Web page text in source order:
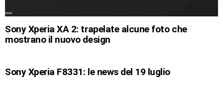
Sony Xperia XA 2: trapelate alcune foto che
mostrano il nuovo design
Sony Xperia F8331: le news del 19 luglio